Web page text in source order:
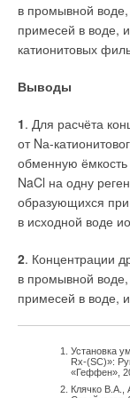
в промывной
примесей в воде,
катионитовых
Выводы
1. Для расчёта
от Nа-
обменную ёмкость
NaCl на одну
образующихся
в исходной воде
2. Концентрации
в промывной
примесей в воде,
Установка
Rx-(SC)»:
«Геффен»,
Клячко
Значение
применяемого при
(рис. 1).
Почему же
требуют от
системах.
Согласно СП
выполненных из
1. Не
элементы
(по направлению
водоснабжения).
в системах
применения
стали, а также
в теплоноситель.
. В системах
применение